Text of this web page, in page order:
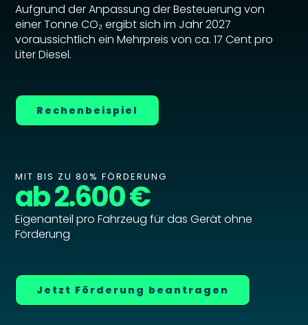
Aufgrund der Anpassung der Besteuerung von
einer Tonne CO₂ ergibt sich im Jahr 2027
voraussichtlich ein Mehrpreis von ca. 17 Cent pro
Liter Diesel.
Rechenbeispiel
MIT BIS ZU 80% FÖRDERUNG
ab 2.600 €
Eigenanteil pro Fahrzeug für das Gerät ohne
Förderung
Jetzt Förderung beantragen